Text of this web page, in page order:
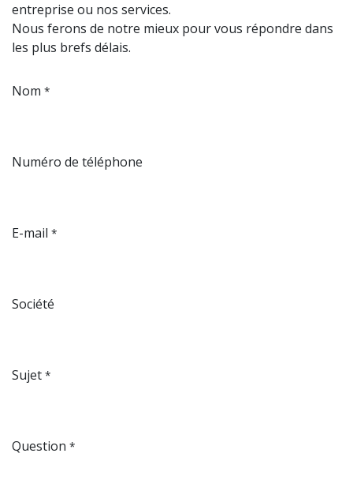
entreprise ou nos services.
Nous ferons de notre mieux pour vous répondre dans
les plus brefs délais.
Nom *
Numéro de téléphone
E-mail *
Société
Sujet *
Question *